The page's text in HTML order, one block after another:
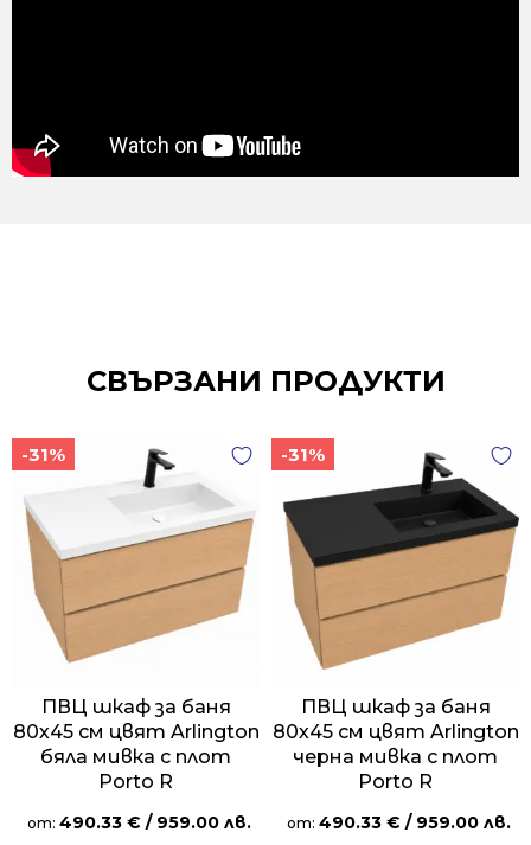
СВЪРЗАНИ ПРОДУКТИ
-31%
ПВЦ шкаф за баня
80х45 см цвят Arlington
бяла мивка с плот
Porto R
от: 490.33 € / 959.00 лв.
-31%
ПВЦ шкаф за баня
80х45 см цвят Arlington
черна мивка с плот
Porto R
от: 490.33 € / 959.00 лв.